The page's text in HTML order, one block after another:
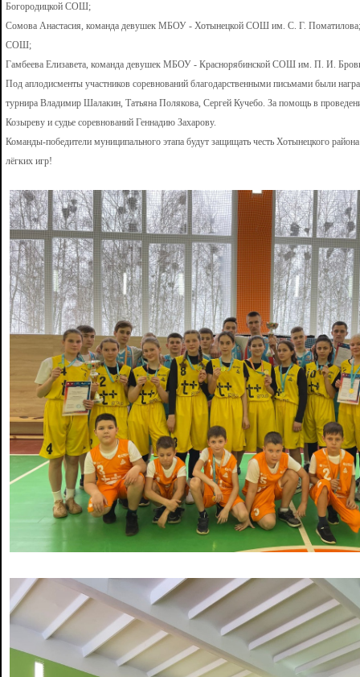
Богородицкой СОШ;
Сомова Анастасия, команда девушек МБОУ - Хотынецкой СОШ им. С. Г.
СОШ;
Гамбеева Елизавета, команда девушек МБОУ - Краснорябинской СОШ им. П. И.
Под аплодисменты участников соревнований благодарственными письмами были
турнира Владимир Шалакин, Татьяна Полякова, Сергей Кучебо. За помощь в
Козыреву и судье соревнований Геннадию Захарову.
Команды-победители муниципального этапа будут защищать честь Хотынецкого
лёгких игр!